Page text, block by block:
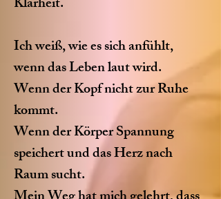
Ich weiß, wie es sich anfühlt,
wenn das Leben laut wird.
Wenn der Kopf nicht zur Ruhe
kommt.
Wenn der Körper Spannung
speichert und das Herz nach
Raum sucht.